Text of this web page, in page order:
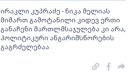
ირაკლი კუპრაძე - ნიკა მელიას
მიმართ გამოტანილი კიდევ ერთი
განაჩენი მართლმსაჯულება კი არა,
პოლიტიკური ანგარიშსწორების
გაგრძელებაა